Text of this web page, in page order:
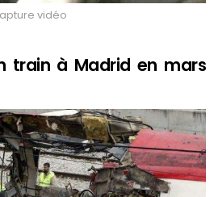
vidéo
train à Madrid en mars